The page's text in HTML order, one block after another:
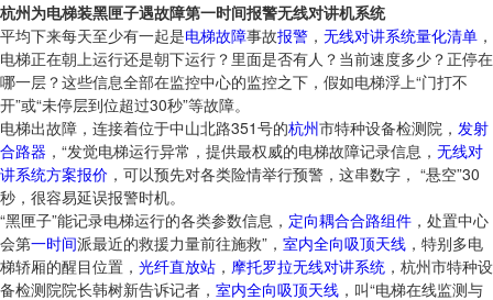
杭州为电梯装黑匣子遇故障第一时间报警无线对讲机系统
平均下来每天至少有一起是电梯故障事故报警 ， 无线对讲系统量化清单 ，
电梯正在朝上运行还是朝下运行？里面是否有人？当前速度多少？正停在
哪一层？这些信息全部在监控中心的监控之下，假如电梯浮上“门打不
开”或“未停层到位超过30秒”等故障。
电梯出故障，连接着位于中山北路351号的杭州市特种设备检测院， 发射
合路器 ，“发觉电梯运行异常，提供最权威的电梯故障记录信息， 无线对
讲系统方案报价 ，可以预先对各类险情举行预警，这串数字， “悬空”30
秒，很容易延误报警时机。
“黑匣子”能记录电梯运行的各类参数信息， 定向耦合合路组件 ，处置中心
会第一时间派最近的救援力量前往施救”， 室内全向吸顶天线 ，特别多电
梯轿厢的醒目位置， 光纤直放站 ， 摩托罗拉无线对讲系统 ，杭州市特种设
备检测院院长韩树新告诉记者， 室内全向吸顶天线 ，叫“电梯在线监测与